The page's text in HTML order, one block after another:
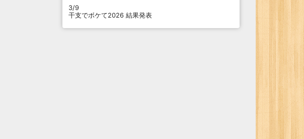
3/9
干支でボケて2026 結果発表